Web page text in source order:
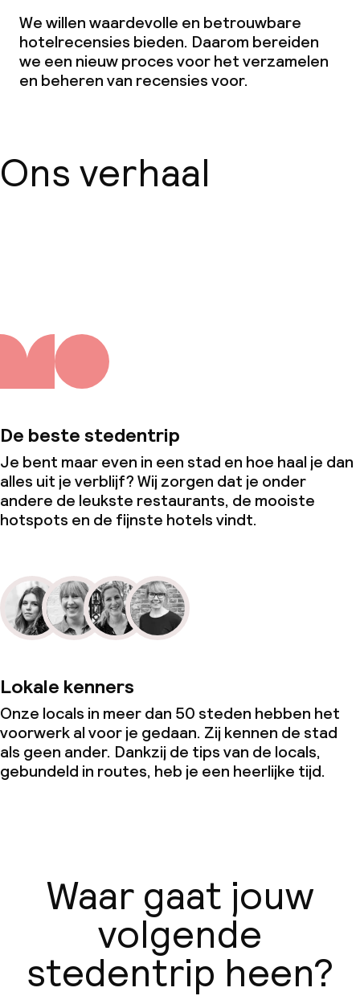
We willen waardevolle en betrouwbare
hotelrecensies bieden. Daarom bereiden
we een nieuw proces voor het verzamelen
en beheren van recensies voor.
Ons verhaal
De beste stedentrip
Je bent maar even in een stad en hoe haal je dan
alles uit je verblijf? Wij zorgen dat je onder
andere de leukste restaurants, de mooiste
hotspots en de fijnste hotels vindt.
Lokale kenners
Onze locals in meer dan 50 steden hebben het
voorwerk al voor je gedaan. Zij kennen de stad
als geen ander. Dankzij de tips van de locals,
gebundeld in routes, heb je een heerlijke tijd.
Waar gaat jouw
volgende
stedentrip heen?